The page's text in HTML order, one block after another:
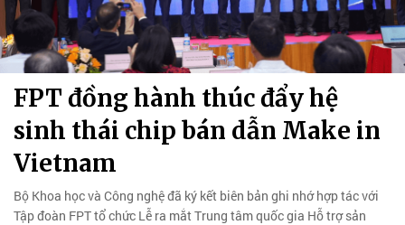
FPT đồng hành thúc đẩy hệ
sinh thái chip bán dẫn Make in
Vietnam
Bộ Khoa học và Công nghệ đã ký kết biên bản ghi nhớ hợp tác với
Tập đoàn FPT tổ chức Lễ ra mắt Trung tâm quốc gia Hỗ trợ sản